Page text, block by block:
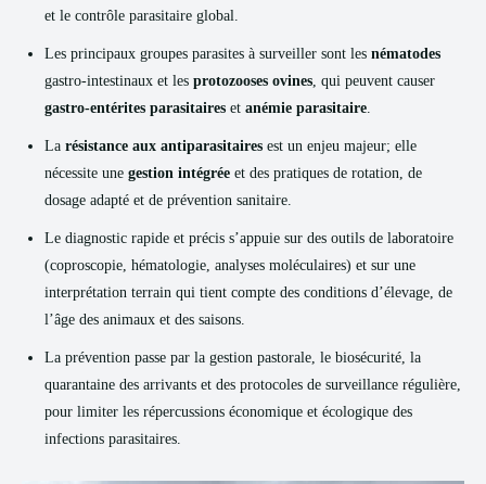
et le contrôle parasitaire global.
Les principaux groupes parasites à surveiller sont les nématodes
gastro-intestinaux et les protozooses ovines, qui peuvent causer
gastro-entérites parasitaires et anémie parasitaire.
La résistance aux antiparasitaires est un enjeu majeur; elle
nécessite une gestion intégrée et des pratiques de rotation, de
dosage adapté et de prévention sanitaire.
Le diagnostic rapide et précis s’appuie sur des outils de laboratoire
(coproscopie, hématologie, analyses moléculaires) et sur une
interprétation terrain qui tient compte des conditions d’élevage, de
l’âge des animaux et des saisons.
La prévention passe par la gestion pastorale, le biosécurité, la
quarantaine des arrivants et des protocoles de surveillance régulière,
pour limiter les répercussions économique et écologique des
infections parasitaires.